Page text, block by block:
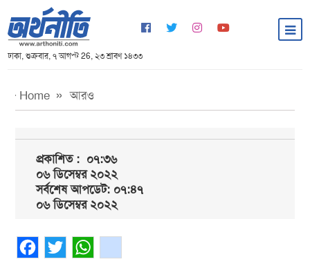
ঢাকা, শুক্রবার, ৭ আগস্ট 26, ২৩ শ্রাবণ ১৪৩৩
Home আরও
প্রকাশিত :০৭:৩৬
০৬ ডিসেম্বর ২০২২
সর্বশেষ আপডেট: ০৭:৪৭
০৬ ডিসেম্বর ২০২২